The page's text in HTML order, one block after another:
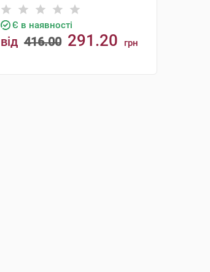
Є в наявності
від 416.00 291.20 грн